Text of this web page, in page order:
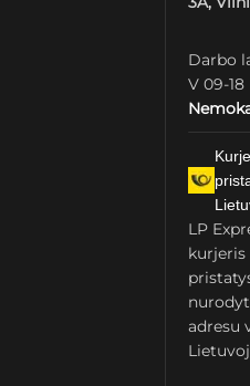
Darbo
V 09-18
LP
kurjeris
adresu